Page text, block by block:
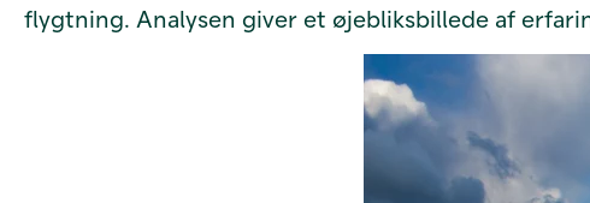
flygtning. Analysen giver et øjebliksbillede af